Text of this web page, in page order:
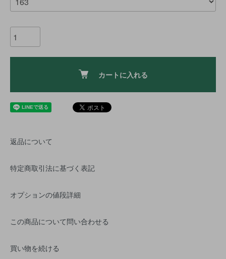
カートに入れる
返品について
特定商取引法に基づく表記
オプションの値段詳細
この商品について問い合わせる
買い物を続ける